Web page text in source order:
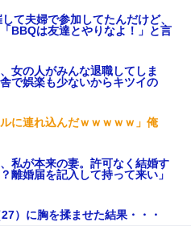
て夫婦で参加してたんだけど、
BBQは友達とやりなよ！」と言
女の人がみんな退職してしま
で娯楽も少ないからキツイの
に連れ込んだｗｗｗｗｗ」俺
私が本来の妻。許可なく結婚す
離婚届を記入して持って来い」
）に胸を揉ませた結果・・・